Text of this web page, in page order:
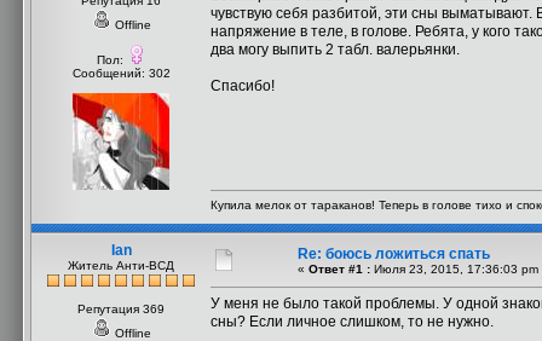
Offline
Пол:
Сообщений: 302
чувствую себя разбитой, эти сны выматывают.
напряжение в теле, в голове. Ребята, у кого
два могу выпить 2 табл. валерьянки.
Спасибо!
Купила мелок от тараканов! Теперь в голове тихо и
Ian
Житель Анти-ВСД
Репутация 369
Offline
Re: боюсь ложиться спать
« Ответ #1 : Июля 23, 2015, 17:36:03 pm
У меня не было такой проблемы. У одной
сны? Если личное слишком, то не нужно.